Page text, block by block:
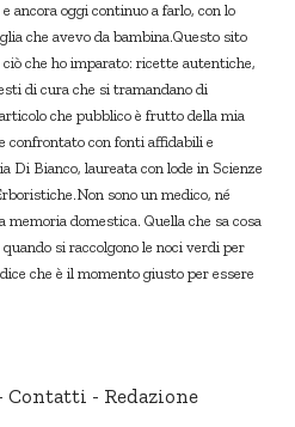
ancora oggi continuo a farlo, con lo
che avevo da bambina.Questo sito
che ho imparato: ricette autentiche,
di cura che si tramandano di
che pubblico è frutto della mia
confrontato con fonti affidabili e
Di Bianco, laureata con lode in Scienze
sono un medico, né
memoria domestica. Quella che sa cosa
si raccolgono le noci verdi per
che è il momento giusto per essere
Contatti - Redazione